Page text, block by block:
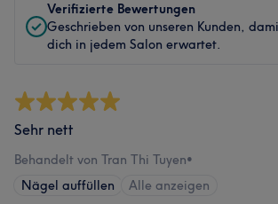
Verifizierte Bewertungen
Geschrieben von unseren Kunden,
dich in jedem Salon erwartet.
Sehr nett
Behandelt von Tran Thi Tuyen•
Nägel auffüllen
Alle anzeigen